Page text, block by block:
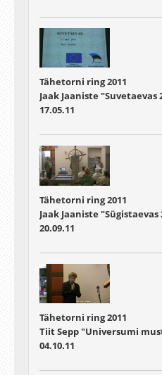
Tähetorni ring 2011
Jaak Jaaniste "Suvetaevas
17.05.11
Tähetorni ring 2011
Jaak Jaaniste "Sügistaevas
20.09.11
Tähetorni ring 2011
Tiit Sepp "Universumi
04.10.11